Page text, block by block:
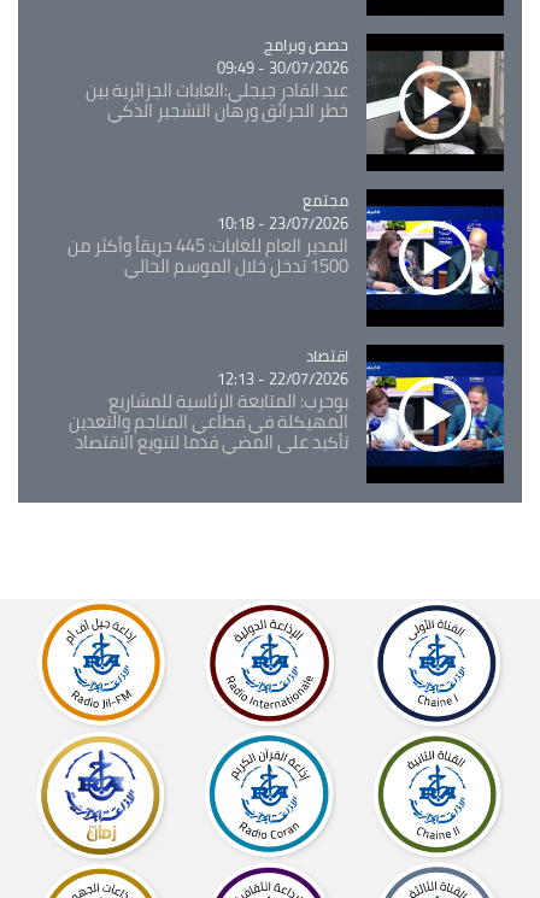
Catégorie
حصص وبرامج
30/07/2026 - 09:49
عبد القادر جيجلي:الغابات الجزائرية بين
خطر الحرائق ورهان التشجير الذكي
Catégorie
مجتمع
23/07/2026 - 10:18
المدير العام للغابات: 445 حريقاً وأكثر من
1500 تدخل خلال الموسم الحالي
Catégorie
اقتصاد
22/07/2026 - 12:13
بوحرب: المتابعة الرئاسية للمشاريع
المهيكلة في قطاعي المناجم والتعدين
تأكيد على المضي قدما لتنويع الاقتصاد